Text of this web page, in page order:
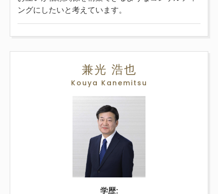
ングにしたいと考えています。
兼光 浩也
Kouya Kanemitsu
学歴: